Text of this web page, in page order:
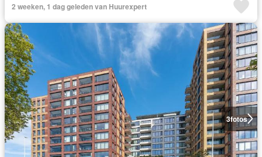
2 weeken, 1 dag geleden van Huurexpert
3fotos